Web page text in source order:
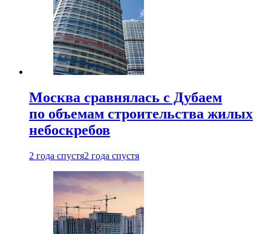
Москва сравнялась с Дубаем
по объемам строительства жилых
небоскребов
2 года спустя2 года спустя